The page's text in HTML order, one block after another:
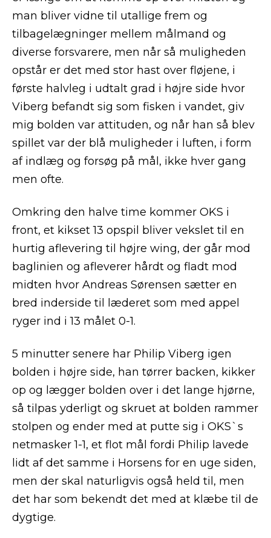
man bliver vidne til utallige frem og
tilbagelægninger mellem målmand og
diverse forsvarere, men når så muligheden
opstår er det med stor hast over fløjene, i
første halvleg i udtalt grad i højre side hvor
Viberg befandt sig som fisken i vandet, giv
mig bolden var attituden, og når han så blev
spillet var der blå muligheder i luften, i form
af indlæg og forsøg på mål, ikke hver gang
men ofte.
Omkring den halve time kommer OKS i
front, et kikset 13 opspil bliver vekslet til en
hurtig aflevering til højre wing, der går mod
baglinien og afleverer hårdt og fladt mod
midten hvor Andreas Sørensen sætter en
bred inderside til læderet som med appel
ryger ind i 13 målet 0-1.
5 minutter senere har Philip Viberg igen
bolden i højre side, han tørrer backen, kikker
op og lægger bolden over i det lange hjørne,
så tilpas yderligt og skruet at bolden rammer
stolpen og ender med at putte sig i OKS`s
netmasker 1-1, et flot mål fordi Philip lavede
lidt af det samme i Horsens for en uge siden,
men der skal naturligvis også held til, men
det har som bekendt det med at klæbe til de
dygtige.